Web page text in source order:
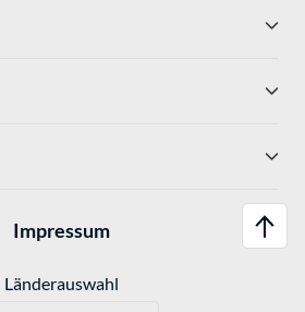
Impressum
Länderauswahl